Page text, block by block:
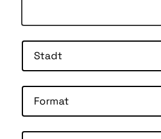
Stadt
Format